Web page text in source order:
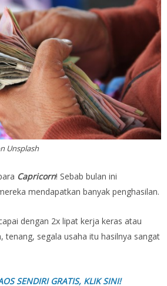
Unsplash
Capricorn! Sebab bulan ini
mendapatkan banyak penghasilan.
dengan 2x lipat kerja keras atau
tenang, segala usaha itu hasilnya sangat
SENDIRI GRATIS, KLIK SINI!